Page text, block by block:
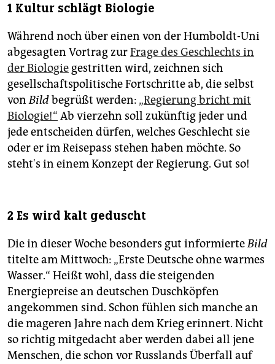
abo
genossenschaft
epaper login
1 Kultur schlägt Biologie
Während noch über einen von der Humboldt-Uni
abgesagten Vortrag zurFrage des Geschlechts in
der Biologie gestritten wird, zeichnen sich
gesellschaftspolitische Fortschritte ab, die selbst
vonBildbegrüßt werden: „Regierung bricht mit
Biologie!“ Ab vierzehn soll zukünftig jeder und
jede entscheiden dürfen, welches Geschlecht sie
oder er im Reisepass stehen haben möchte. So
steht's in einem Konzept der Regierung. Gut so!
2 Es wird kalt geduscht
Die in dieser Woche besonders gut informierteBild
titelte am Mittwoch: „Erste Deutsche ohne warmes
Wasser.“ Heißt wohl, dass die steigenden
Energiepreise an deutschen Duschköpfen
angekommen sind. Schon fühlen sich manche an
die mageren Jahre nach dem Krieg erinnert. Nicht
so richtig mitgedacht aber werden dabei all jene
Menschen, die schon vor Russlands Überfall auf